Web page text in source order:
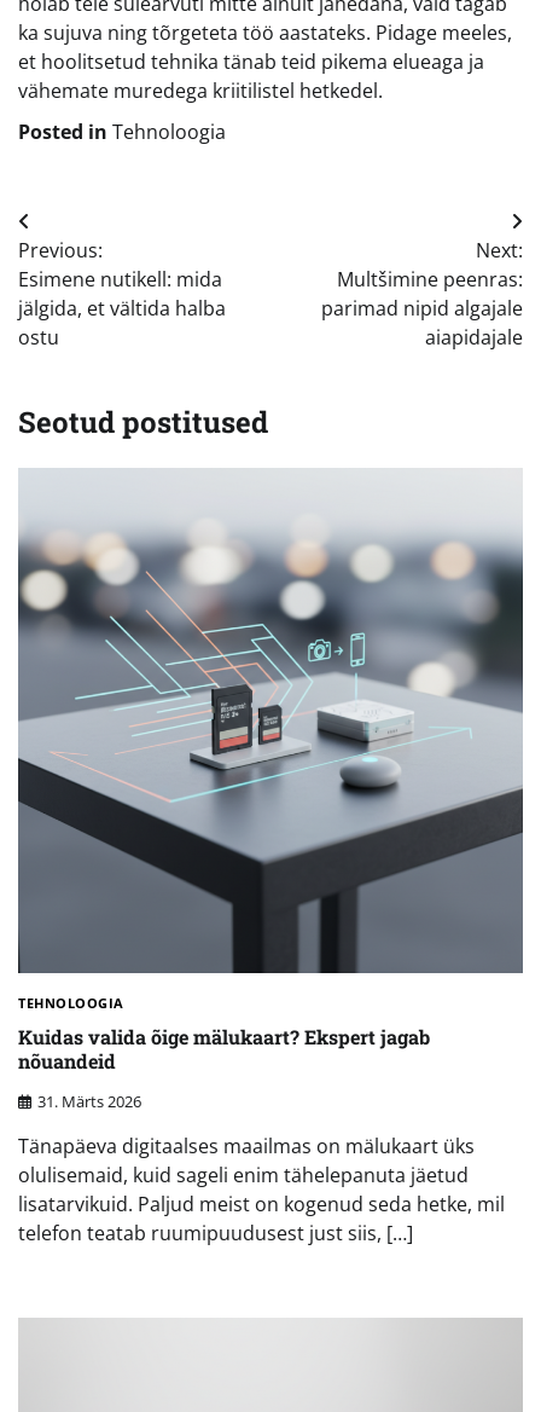
ka sujuva ning tõrgeteta töö aastateks. Pidage meeles,
et hoolitsetud tehnika tänab teid pikema elueaga ja
vähemate muredega kriitilistel hetkedel.
Posted in Tehnoloogia
Navigeerimine
Previous:
Esimene nutikell: mida
jälgida, et vältida halba
ostu
Next:
Multšimine peenras:
parimad nipid algajale
aiapidajale
Seotud postitused
TEHNOLOOGIA
Kuidas valida õige mälukaart? Ekspert jagab
nõuandeid
31. Märts 2026
Tänapäeva digitaalses maailmas on mälukaart üks
olulisemaid, kuid sageli enim tähelepanuta jäetud
lisatarvikuid. Paljud meist on kogenud seda hetke, mil
telefon teatab ruumipuudusest just siis, […]